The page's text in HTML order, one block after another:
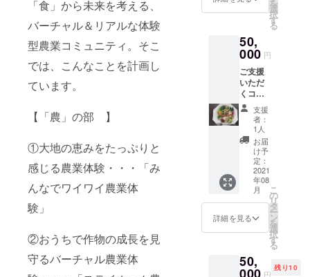
「食」から未来を考える、
バーチャル＆リアルな体験
型農業コミュニティ。そこ
では、こんなことを計画し
ています。
【「農」の部 】
①大地の恵みをたっぷりと
感じる農業体験・・・「み
んなでワイワイ農業体
験」
②おうちで作物の成長を見
守るバーチャル農業体
ただき
のお葉
書と共
に専用
サイト
のご連
絡をい
たしま
す。 ・
写真は
イメー
ジで
す。
新米発
を予定
してお
りま
す。 ・
写真は
イメー
ジで
す。閉
じる
メール
アドレ
ス必要
お届け
先必要
お届け
日：
2021年
10個
良、不
作等で
お届け
できな
い場合
もござ
いま
す。 ・
お礼の
お葉書
と共に
専用サ
イトの
ご連絡
をいた
す。 ・
新米発
を予定
してお
せてい
ただき
ます。
週に2日
間の営
業を考
えてい
ますの
で、ご
予約に
て承り
ます。
・有効
期限は
お届け
日より2
年間と
す。コ
ロナ禍
刈りな
どの
体験」
ペアー
ご招待
券 ★ご
支援い
ただい
た方の
「お写
真を撮
影」致
します
「農業
体験」
ペアー
ご招待
券につ
いて
る農業
体験へ
を
選
択
す
る
50,
000 円
ご支援
いただ
くコー
スで
す。 感
謝を込
めて、
「お礼
のお葉
書」と
★田植
え、収
穫、稲
刈りな
どの
「農業
ペアー
ご招待
支援
者：
1人
お届
け予
定：
2021
年08
月
詳細を見る
こ
の
リ
タ
ー
ン
を
選
択
す
る
50,
円
残り10